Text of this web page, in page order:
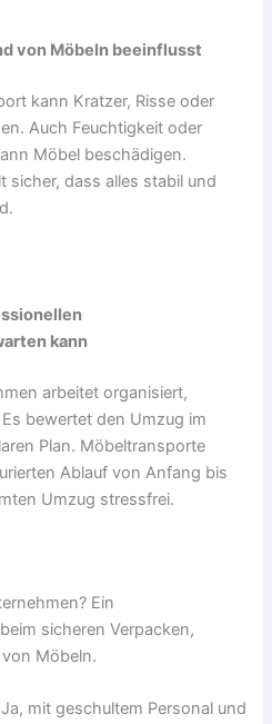
von Möbeln beeinflusst
kann Kratzer, Risse oder
Auch Feuchtigkeit oder
Möbel beschädigen.
sicher, dass alles stabil und
kann
arbeitet organisiert,
bewertet den Umzug im
Plan. Möbeltransporte
Ablauf von Anfang bis
Umzug stressfrei.
Ein
sicheren Verpacken,
Möbeln.
mit geschultem Personal und